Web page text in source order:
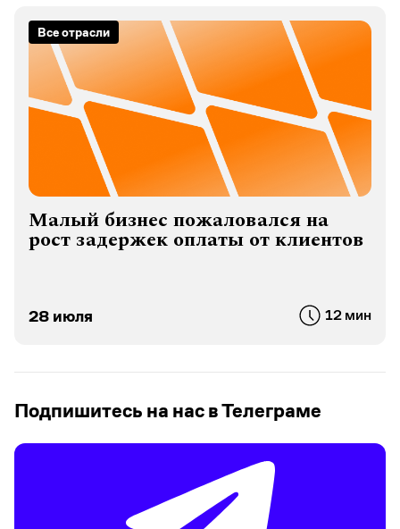
Все отрасли
Малый бизнес пожаловался на
рост задержек оплаты от клиентов
28 июля 12 мин
Подпишитесь на нас в Телеграме